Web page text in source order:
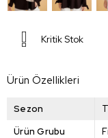
Kritik Stok
Ürün Özellikleri
Sezon
Ürün Grubu